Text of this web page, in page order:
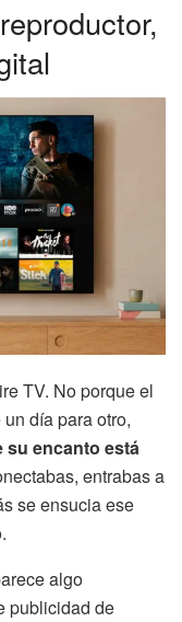
TV. No porque el
día para otro,
su encanto está
entrabas a
se ensucia ese
algo
publicidad de